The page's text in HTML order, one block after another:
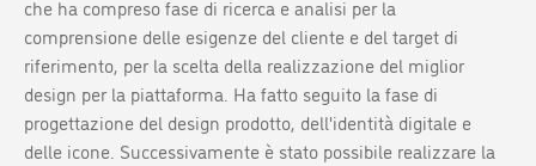
che ha compreso fase di ricerca e analisi per la
comprensione delle esigenze del cliente e del target di
riferimento, per la scelta della realizzazione del miglior
design per la piattaforma. Ha fatto seguito la fase di
progettazione del design prodotto, dell'identità digitale e
delle icone. Successivamente è stato possibile realizzare la